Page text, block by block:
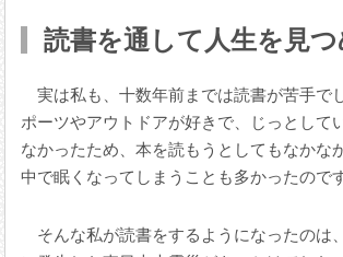
読書を通して人生を見
実は私も、十数年前までは読書が苦手で
ポーツやアウトドアが好きで、じっとして
なかったため、本を読もうとしてもなかな
中で眠くなってしまうことも多かったのです
そんな私が読書をするようになったのは